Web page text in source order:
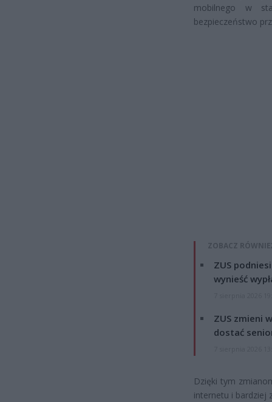
mobilnego w
bezpieczeństwo
ZOBACZ
ZUS
wynieść
ZUS zmieni
dostać
Dzięki tym
internetu i bardziej